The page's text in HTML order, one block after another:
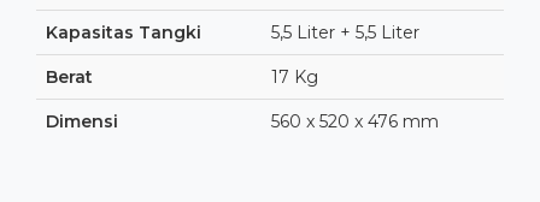
Kapasitas Tangki 5,5 Liter + 5,5 Liter
Berat 17 Kg
Dimensi 560 x 520 x 476 mm